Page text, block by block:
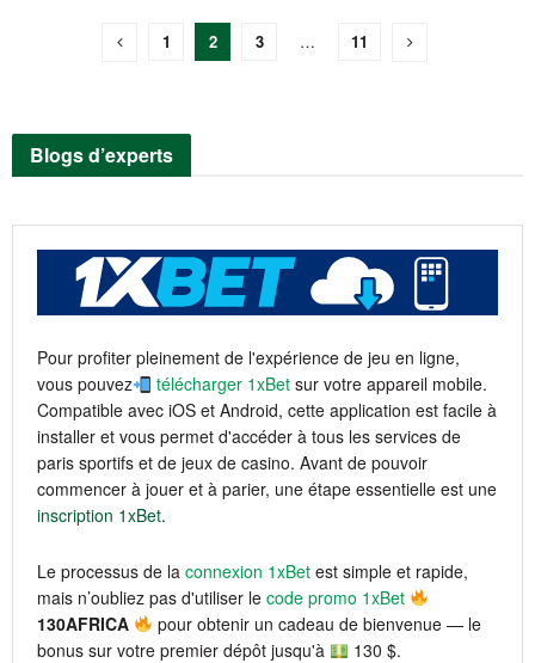
1 2 3 … 11
Blogs d’experts
Pour profiter pleinement de l'expérience de jeu en ligne,
vous pouvez
télécharger 1xBet sur votre appareil mobile.
Compatible avec iOS et Android, cette application est facile à
installer et vous permet d'accéder à tous les services de
paris sportifs et de jeux de casino. Avant de pouvoir
commencer à jouer et à parier, une étape essentielle est une
inscription 1xBet.
Le processus de la connexion 1xBet est simple et rapide,
mais n’oubliez pas d'utiliser le code promo 1xBet
130AFRICA
pour obtenir un cadeau de bienvenue — le
bonus sur votre premier dépôt jusqu'à
130 $.